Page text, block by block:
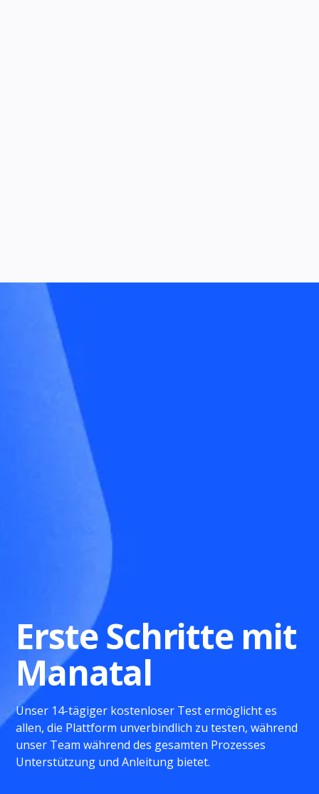
Erste Schritte mit
Manatal
Unser 14-tägiger kostenloser Test ermöglicht es
allen, die Plattform unverbindlich zu testen, während
unser Team während des gesamten Prozesses
Unterstützung und Anleitung bietet.